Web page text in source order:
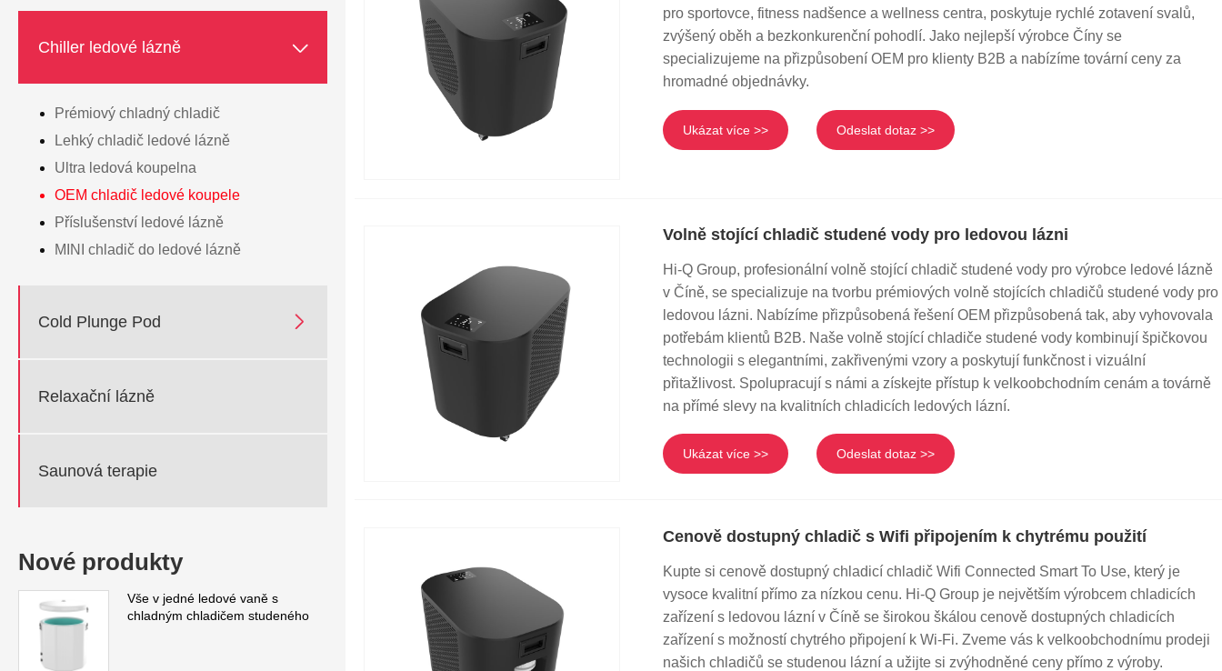
Chiller ledové lázně 
Prémiový chladný chladič
Lehký chladič ledové lázně
Ultra ledová koupelna
OEM chladič ledové koupele
Příslušenství ledové lázně
MINI chladič do ledové lázně
Cold Plunge Pod 
Relaxační lázně
Saunová terapie
Nové produkty
Vše v jedné ledové vaně s
chladným chladičem studeného
pro sportovce, fitness nadšence a wellness centra, poskytuje rychlé zotavení svalů,
zvýšený oběh a bezkonkurenční pohodlí. Jako nejlepší výrobce Číny se
specializujeme na přizpůsobení OEM pro klienty B2B a nabízíme tovární ceny za
hromadné objednávky.
Ukázat více >> Odeslat dotaz >>
Volně stojící chladič studené vody pro ledovou lázni
Hi-Q Group, profesionální volně stojící chladič studené vody pro výrobce ledové lázně
v Číně, se specializuje na tvorbu prémiových volně stojících chladičů studené vody pro
ledovou lázni. Nabízíme přizpůsobená řešení OEM přizpůsobená tak, aby vyhovovala
potřebám klientů B2B. Naše volně stojící chladiče studené vody kombinují špičkovou
technologii s elegantními, zakřivenými vzory a poskytují funkčnost i vizuální
přitažlivost. Spolupracují s námi a získejte přístup k velkoobchodním cenám a továrně
na přímé slevy na kvalitních chladicích ledových lázní.
Ukázat více >> Odeslat dotaz >>
Cenově dostupný chladič s Wifi připojením k chytrému použití
Kupte si cenově dostupný chladicí chladič Wifi Connected Smart To Use, který je
vysoce kvalitní přímo za nízkou cenu. Hi-Q Group je největším výrobcem chladicích
zařízení s ledovou lázní v Číně se širokou škálou cenově dostupných chladicích
zařízení s možností chytrého připojení k Wi-Fi. Zveme vás k velkoobchodnímu prodeji
našich chladičů se studenou lázní a užijte si zvýhodněné ceny přímo z výroby.